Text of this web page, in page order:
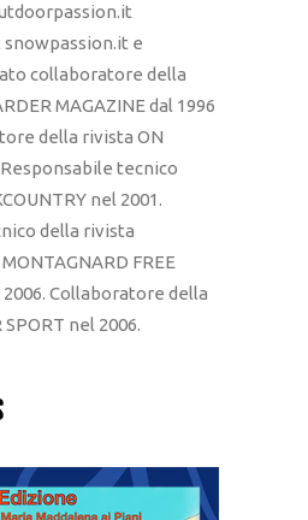
e
collaboratore della
MAGAZINE dal 1996
della rivista ON
Responsabile tecnico
nel 2001.
della rivista
FREE
2006. Collaboratore della
nel 2006.